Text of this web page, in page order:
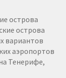
€22
острова
острова
вариантов
аэропортов
Тенерифе,